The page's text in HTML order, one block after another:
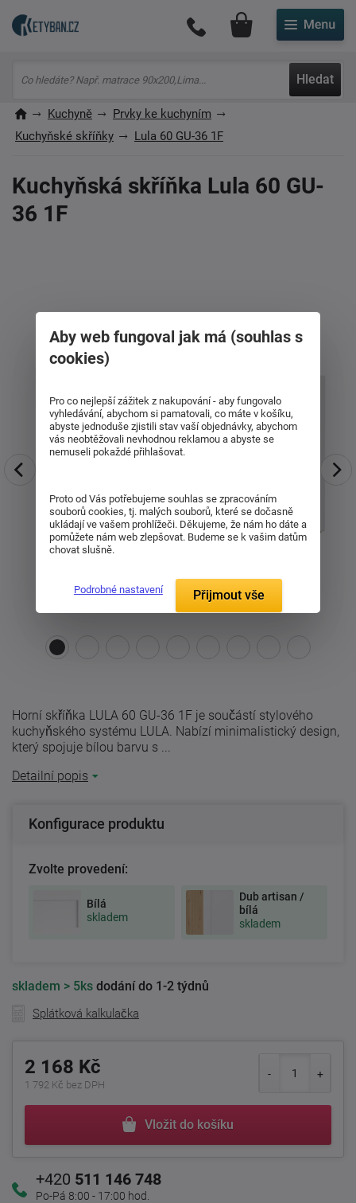
Hledat
Můj účet
Kuchyně
Prvky ke kuchyním
Kuchyňské skříňky
Lula 60 GU-36 1F
Kuchyňská skříňka Lula 60 GU-
36 1F
Horní skříňka LULA 60 GU-36 1F je součástí stylového
kuchyňského systému LULA. Nabízí minimalistický design,
který spojuje bílou barvu s ...
Detailní popis
Konfigurace produktu
Zvolte provedení:
Bílá
skladem
Dub artisan /
bílá
skladem
skladem > 5ks dodání do 1-2 týdnů
Splátková kalkulačka
2 168 Kč
1 792 Kč bez DPH
Vložit do košíku
+420 511 146 748
Po-Pá 8:00 - 17:00 hod.
Aby web fungoval jak má (souhlas s
cookies)
Pro co nejlepší zážitek z nakupování - aby fungovalo
vyhledávání, abychom si pamatovali, co máte v košíku,
abyste jednoduše zjistili stav vaší objednávky, abychom
vás neobtěžovali nevhodnou reklamou a abyste se
nemuseli pokaždé přihlašovat.
Proto od Vás potřebujeme souhlas se zpracováním
souborů cookies, tj. malých souborů, které se dočasně
ukládají ve vašem prohlížeči. Děkujeme, že nám ho dáte a
pomůžete nám web zlepšovat. Budeme se k vašim datům
chovat slušně.
Podrobné nastavení Přijmout vše